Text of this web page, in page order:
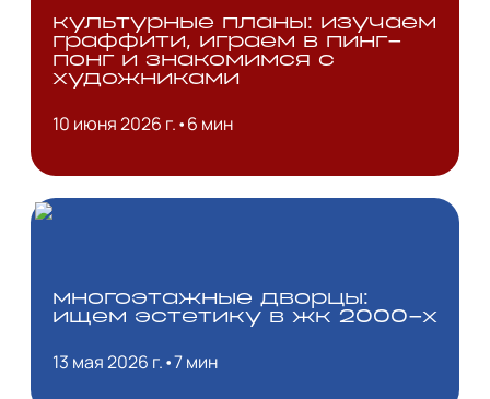
культурные планы: изучаем
граффити, играем в пинг-
понг и знакомимся с
художниками
10 июня 2026 г.•6 мин
многоэтажные дворцы:
ищем эстетику в жк 2000-х
13 мая 2026 г.•7 мин